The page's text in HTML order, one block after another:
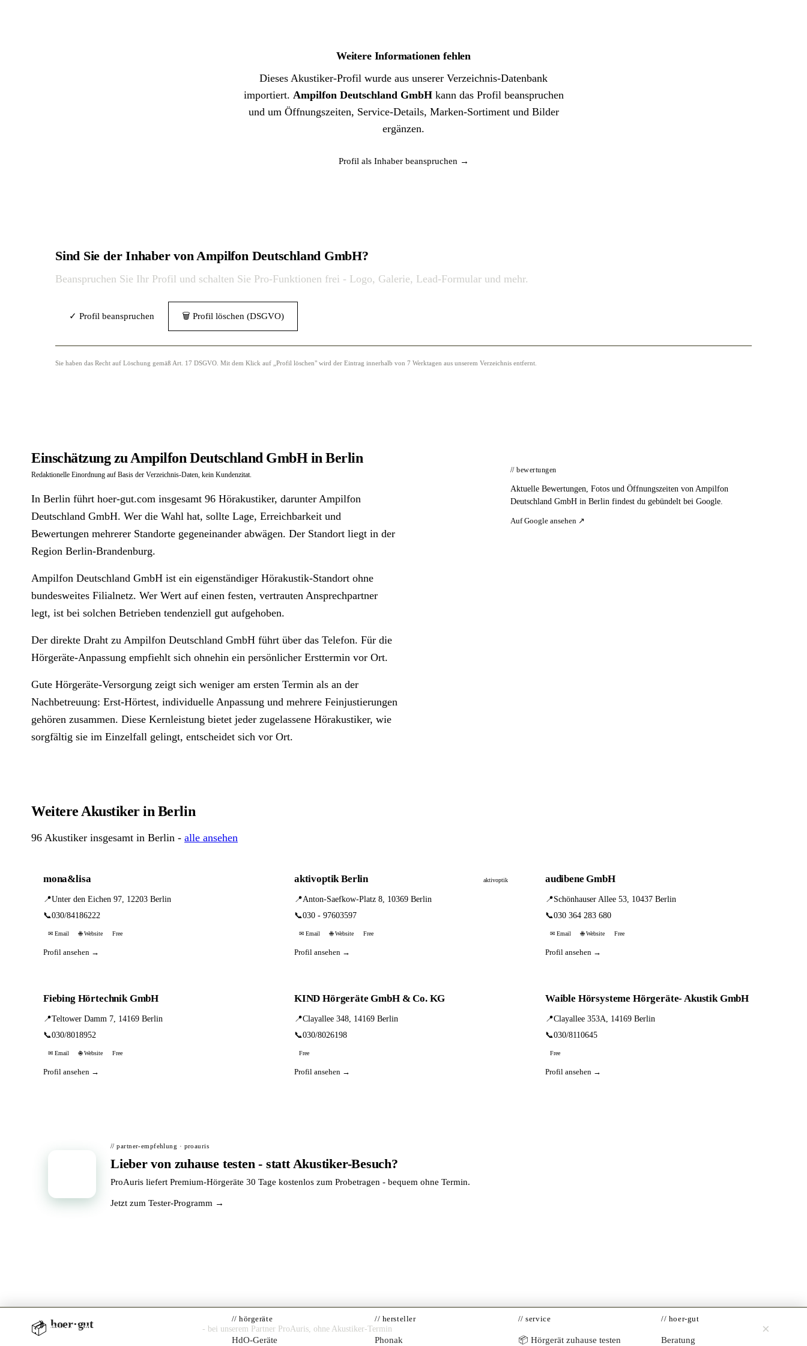
Weitere Informationen fehlen
Dieses Akustiker-Profil wurde aus unserer Verzeichnis-Datenbank
importiert. Ampilfon Deutschland GmbHkann das Profil beanspruchen
und um Öffnungszeiten, Service-Details, Marken-Sortiment und Bilder
ergänzen.
Profil als Inhaber beanspruchen →
Sind Sie der Inhaber von Ampilfon Deutschland GmbH?
Beanspruchen Sie Ihr Profil und schalten Sie Pro-Funktionen frei - Logo, Galerie, Lead-Formular und mehr.
✓ Profil beanspruchen 🗑 Profil löschen (DSGVO)
Sie haben das Recht auf Löschung gemäß Art. 17 DSGVO. Mit dem Klick auf „Profil löschen" wird der Eintrag innerhalb von 7 Werktagen aus unserem Verzeichnis entfernt.
Einschätzung zu Ampilfon Deutschland GmbH in Berlin
Redaktionelle Einordnung auf Basis der Verzeichnis-Daten, kein Kundenzitat.
In Berlin führt hoer-gut.com insgesamt 96 Hörakustiker, darunter Ampilfon
Deutschland GmbH. Wer die Wahl hat, sollte Lage, Erreichbarkeit und
Bewertungen mehrerer Standorte gegeneinander abwägen. Der Standort liegt in der
Region Berlin-Brandenburg.
Ampilfon Deutschland GmbH ist ein eigenständiger Hörakustik-Standort ohne
bundesweites Filialnetz. Wer Wert auf einen festen, vertrauten Ansprechpartner
legt, ist bei solchen Betrieben tendenziell gut aufgehoben.
Der direkte Draht zu Ampilfon Deutschland GmbH führt über das Telefon. Für die
Hörgeräte-Anpassung empfiehlt sich ohnehin ein persönlicher Ersttermin vor Ort.
Gute Hörgeräte-Versorgung zeigt sich weniger am ersten Termin als an der
Nachbetreuung: Erst-Hörtest, individuelle Anpassung und mehrere Feinjustierungen
gehören zusammen. Diese Kernleistung bietet jeder zugelassene Hörakustiker, wie
sorgfältig sie im Einzelfall gelingt, entscheidet sich vor Ort.
// bewertungen
Aktuelle Bewertungen, Fotos und Öffnungszeiten von Ampilfon
Deutschland GmbH in Berlin findest du gebündelt bei Google.
Auf Google ansehen ↗
Weitere Akustiker in Berlin
96 Akustiker insgesamt in Berlin - alle ansehen
mona&lisa
📍Unter den Eichen 97, 12203 Berlin
📞030/84186222
✉ Email 🌐 Website Free
Profil ansehen →
aktivoptik Berlin aktivoptik
📍Anton-Saefkow-Platz 8, 10369 Berlin
📞030 - 97603597
✉ Email 🌐 Website Free
Profil ansehen →
audibene GmbH
📍Schönhauser Allee 53, 10437 Berlin
📞030 364 283 680
✉ Email 🌐 Website Free
Profil ansehen →
Fiebing Hörtechnik GmbH
📍Teltower Damm 7, 14169 Berlin
📞030/8018952
✉ Email 🌐 Website Free
Profil ansehen →
KIND Hörgeräte GmbH & Co. KG
📍Clayallee 348, 14169 Berlin
📞030/8026198
Free
Profil ansehen →
Waible Hörsysteme Hörgeräte- Akustik GmbH
📍Clayallee 353A, 14169 Berlin
📞030/8110645
Free
Profil ansehen →
// partner-empfehlung · proauris
Lieber von zuhause testen - statt Akustiker-Besuch?
ProAuris liefert Premium-Hörgeräte 30 Tage kostenlos zum Probetragen - bequem ohne Termin.
Jetzt zum Tester-Programm →
hoer·gut // hörgeräte
HdO-Geräte
// hersteller
Phonak
// service
📦 Hörgerät zuhause testen
// hoer-gut
Beratung
📦 Hörgerät 30 Tage kostenlos zuhause testen - bei unserem Partner ProAuris, ohne Akustiker-Termin ×